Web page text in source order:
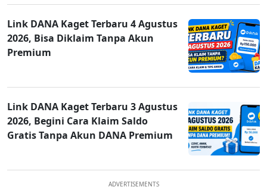
Link DANA Kaget Terbaru 4 Agustus
2026, Bisa Diklaim Tanpa Akun
Premium
Link DANA Kaget Terbaru 3 Agustus
2026, Begini Cara Klaim Saldo
Gratis Tanpa Akun DANA Premium
ADVERTISEMENTS